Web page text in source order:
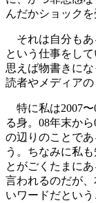
んだかショックを
それは自分もあ
という仕事をし
思えば物書きに
読者やメディアの
特に私は2007〜
る身。08年末か
の辺りのことで
う。ちなみに私
とがごくたまに
言われるのだが
いワードだとい